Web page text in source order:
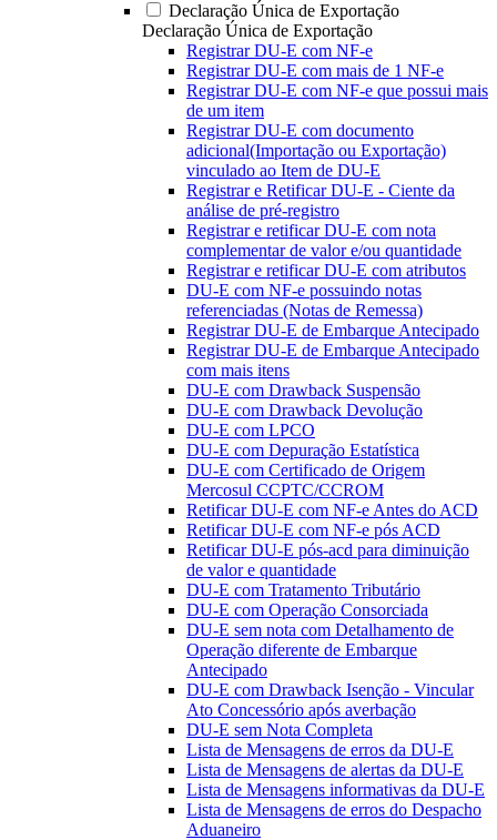
Declaração Única de Exportação
Declaração Única de Exportação
Registrar DU-E com NF-e
Registrar DU-E com mais de 1 NF-e
Registrar DU-E com NF-e que possui mais
de um item
Registrar DU-E com documento
adicional(Importação ou Exportação)
vinculado ao Item de DU-E
Registrar e Retificar DU-E - Ciente da
análise de pré-registro
Registrar e retificar DU-E com nota
complementar de valor e/ou quantidade
Registrar e retificar DU-E com atributos
DU-E com NF-e possuindo notas
referenciadas (Notas de Remessa)
Registrar DU-E de Embarque Antecipado
Registrar DU-E de Embarque Antecipado
com mais itens
DU-E com Drawback Suspensão
DU-E com Drawback Devolução
DU-E com LPCO
DU-E com Depuração Estatística
DU-E com Certificado de Origem
Mercosul CCPTC/CCROM
Retificar DU-E com NF-e Antes do ACD
Retificar DU-E com NF-e pós ACD
Retificar DU-E pós-acd para diminuição
de valor e quantidade
DU-E com Tratamento Tributário
DU-E com Operação Consorciada
DU-E sem nota com Detalhamento de
Operação diferente de Embarque
Antecipado
DU-E com Drawback Isenção - Vincular
Ato Concessório após averbação
DU-E sem Nota Completa
Lista de Mensagens de erros da DU-E
Lista de Mensagens de alertas da DU-E
Lista de Mensagens informativas da DU-E
Lista de Mensagens de erros do Despacho
Aduaneiro